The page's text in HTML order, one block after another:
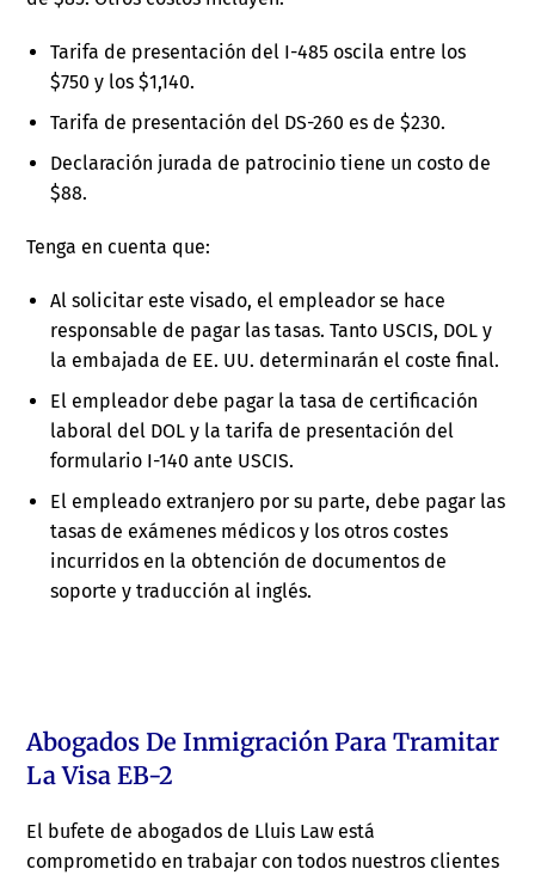
Tarifa de presentación del I-485 oscila entre los
$750 y los $1,140.
Tarifa de presentación del DS-260 es de $230.
Declaración jurada de patrocinio tiene un costo de
$88.
Tenga en cuenta que:
Al solicitar este visado, el empleador se hace
responsable de pagar las tasas. Tanto USCIS, DOL y
la embajada de EE. UU. determinarán el coste final.
El empleador debe pagar la tasa de certificación
laboral del DOL y la tarifa de presentación del
formulario I-140 ante USCIS.
El empleado extranjero por su parte, debe pagar las
tasas de exámenes médicos y los otros costes
incurridos en la obtención de documentos de
soporte y traducción al inglés.
Abogados De Inmigración Para Tramitar
La Visa EB-2
El bufete de abogados de Lluis Law está
comprometido en trabajar con todos nuestros clientes